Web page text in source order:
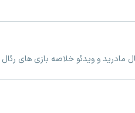
مادرید و ویدئو خلاصه بازی های